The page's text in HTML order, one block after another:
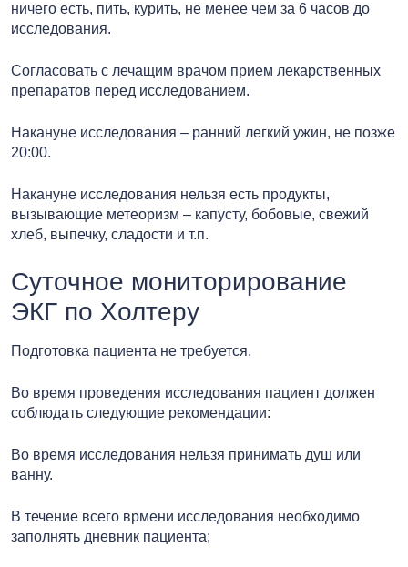
ничего есть, пить, курить, не менее чем за 6 часов до
исследования.
Согласовать с лечащим врачом прием лекарственных
препаратов перед исследованием.
Накануне исследования – ранний легкий ужин, не позже
20:00.
Накануне исследования нельзя есть продукты,
вызывающие метеоризм – капусту, бобовые, свежий
хлеб, выпечку, сладости и т.п.
Суточное мониторирование
ЭКГ по Холтеру
Подготовка пациента не требуется.
Во время проведения исследования пациент должен
соблюдать следующие рекомендации:
Во время исследования нельзя принимать душ или
ванну.
В течение всего врмени исследования необходимо
заполнять дневник пациента;